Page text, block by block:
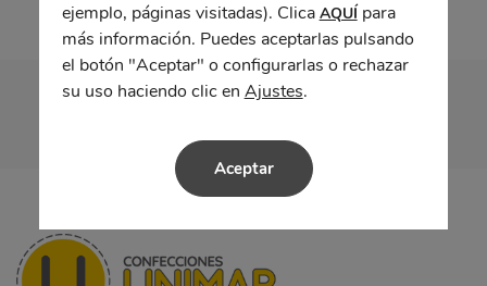
ejemplo, páginas visitadas). Clica AQUÍpara
más información. Puedes aceptarlas pulsando
el botón "Aceptar" o configurarlas o rechazar
su uso haciendo clic en Ajustes.
Aceptar